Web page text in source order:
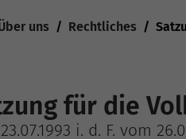
here:
uns Rechtliches
für die
i. d. F. vom